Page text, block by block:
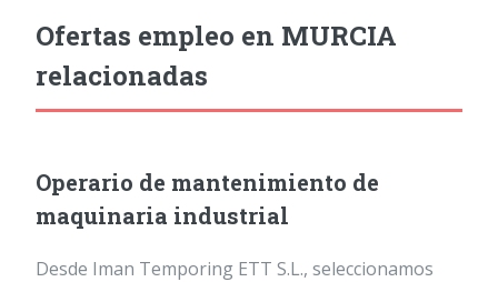
Ofertas empleo en MURCIA
relacionadas
Operario de mantenimiento de
maquinaria industrial
Desde Iman Temporing ETT S.L., seleccionamos